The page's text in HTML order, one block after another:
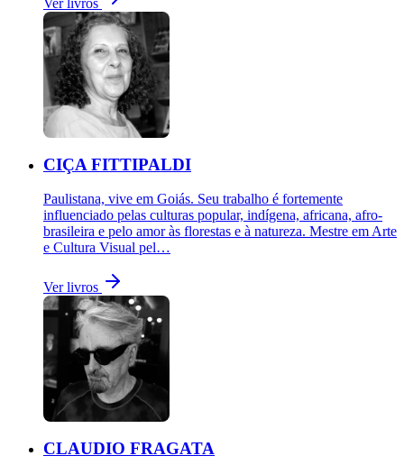
Ver livros
CIÇA FITTIPALDI
Paulistana, vive em Goiás. Seu trabalho é fortemente
influenciado pelas culturas popular, indígena, africana, afro-
brasileira e pelo amor às florestas e à natureza. Mestre em Arte
e Cultura Visual pel…
Ver livros
CLAUDIO FRAGATA